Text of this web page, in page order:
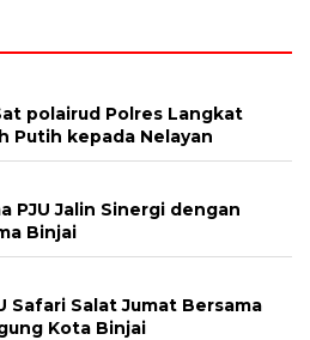
polairud Polres Langkat
Putih kepada Nelayan
PJU Jalin Sinergi dengan
Binjai
Safari Salat Jumat Bersama
Kota Binjai